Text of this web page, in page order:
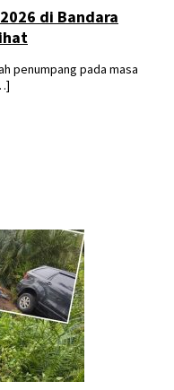
di Bandara
penumpang pada masa